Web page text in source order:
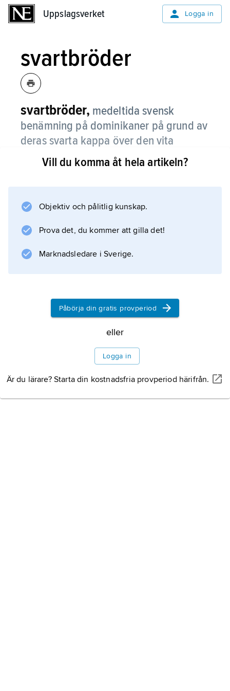
Uppslagsverket Logga in
svartbröder
svartbröder, medeltida svensk
benämning på dominikaner på grund av
deras svarta kappa över den vita
ordensdräkten.
.
Information om artikeln
Vill du komma åt hela artikeln?
Objektiv och pålitlig kunskap.
Prova det, du kommer att gilla det!
Marknadsledare i Sverige.
Påbörja din gratis provperiod
eller
Logga in
Är du lärare? Starta din kostnadsfria provperiod härifrån.